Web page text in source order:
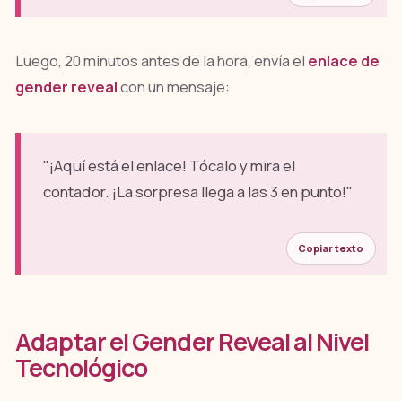
Luego, 20 minutos antes de la hora, envía el enlace de
gender revealcon un mensaje:
"¡Aquí está el enlace! Tócalo y mira el
contador. ¡La sorpresa llega a las 3 en punto!"
Copiar texto
Adaptar el Gender Reveal al Nivel
Tecnológico